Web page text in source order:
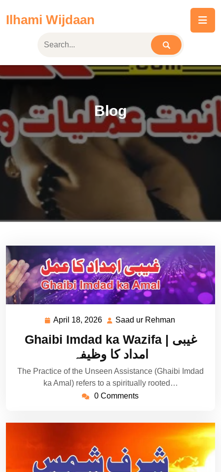
Ilhami Wijdaan
Blog
April 18, 2026 April
2026
Saad ur Rehman
Rehman
Ghaibi Imdad ka Wazifa | غیبی
امداد کا وظیفہ
The Practice of the Unseen Assistance (Ghaibi Imdad
ka Amal) refers to a spiritually rooted…
0 Comments